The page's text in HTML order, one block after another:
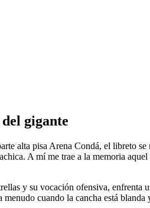
gigante
alta pisa Arena Condá, el libreto
A mí me trae a la memoria
y su vocación ofensiva,
cuando la cancha está